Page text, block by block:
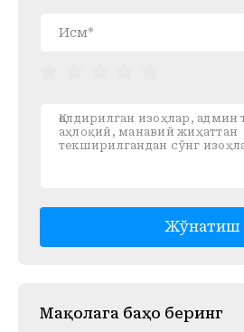
Жўнатиш
Mақолага баҳо беринг